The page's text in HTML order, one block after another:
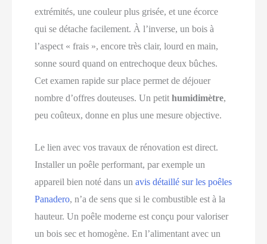
extrémités, une couleur plus grisée, et une écorce
qui se détache facilement. À l’inverse, un bois à
l’aspect « frais », encore très clair, lourd en main,
sonne sourd quand on entrechoque deux bûches.
Cet examen rapide sur place permet de déjouer
nombre d’offres douteuses. Un petithumidimètre,
peu coûteux, donne en plus une mesure objective.
Le lien avec vos travaux de rénovation est direct.
Installer un poêle performant, par exemple un
appareil bien noté dans unavis détaillé sur les poêles
Panadero, n’a de sens que si le combustible est à la
hauteur. Un poêle moderne est conçu pour valoriser
un bois sec et homogène. En l’alimentant avec un